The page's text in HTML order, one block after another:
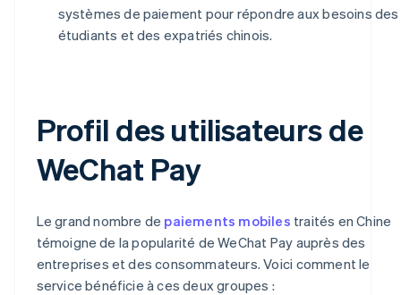
systèmes de paiement pour répondre aux besoins des
étudiants et des expatriés chinois.
Profil des utilisateurs de
WeChat Pay
Le grand nombre de paiements mobiles traités en Chine
témoigne de la popularité de WeChat Pay auprès des
entreprises et des consommateurs. Voici comment le
service bénéficie à ces deux groupes :